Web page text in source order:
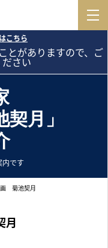
こちら
とがありますので、ご
さい
月」
内です
画 菊池契月
月